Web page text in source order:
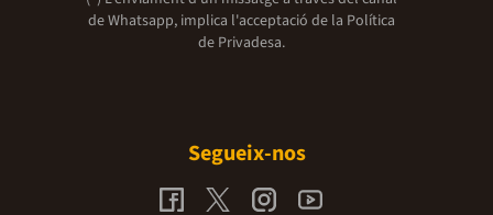
de Whatsapp, implica l'acceptació de la Política
de Privadesa.
Segueix-nos